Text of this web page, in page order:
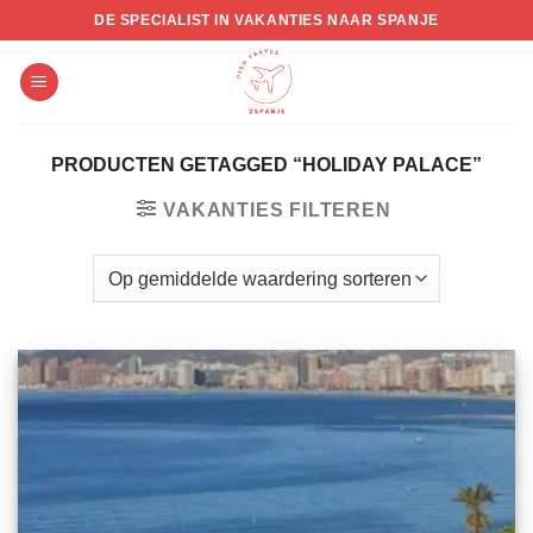
to
content
DE SPECIALIST IN VAKANTIES NAAR SPANJE
PRODUCTEN GETAGGED “HOLIDAY PALACE”
VAKANTIES FILTEREN